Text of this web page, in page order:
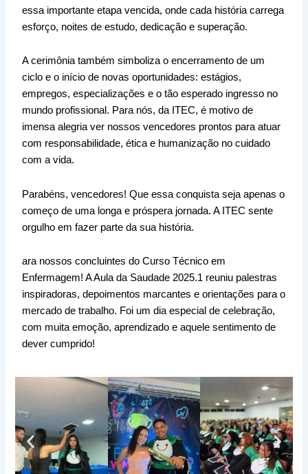
essa importante etapa vencida, onde cada história carrega
esforço, noites de estudo, dedicação e superação.
A cerimônia também simboliza o encerramento de um
ciclo e o início de novas oportunidades: estágios,
empregos, especializações e o tão esperado ingresso no
mundo profissional. Para nós, da ITEC, é motivo de
imensa alegria ver nossos vencedores prontos para atuar
com responsabilidade, ética e humanização no cuidado
com a vida.
Parabéns, vencedores! Que essa conquista seja apenas o
começo de uma longa e próspera jornada. A ITEC sente
orgulho em fazer parte da sua história.
ara nossos concluintes do Curso Técnico em
Enfermagem! A Aula da Saudade 2025.1 reuniu palestras
inspiradoras, depoimentos marcantes e orientações para o
mercado de trabalho. Foi um dia especial de celebração,
com muita emoção, aprendizado e aquele sentimento de
dever cumprido!